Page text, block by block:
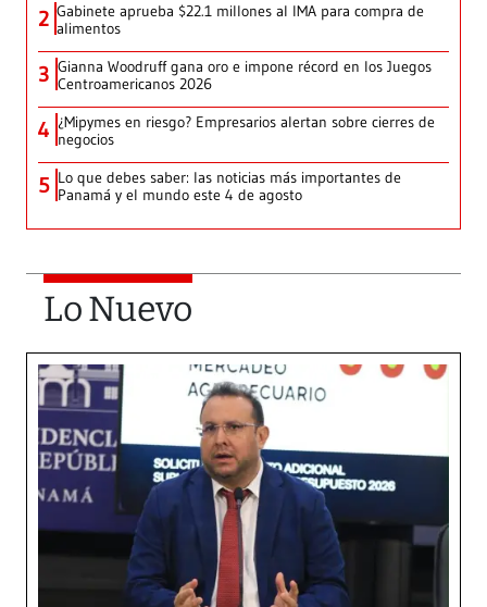
2 Gabinete aprueba $22.1 millones al IMA para compra de
alimentos
3 Gianna Woodruff gana oro e impone récord en los Juegos
Centroamericanos 2026
4 ¿Mipymes en riesgo? Empresarios alertan sobre cierres de
negocios
5 Lo que debes saber: las noticias más importantes de
Panamá y el mundo este 4 de agosto
Lo Nuevo